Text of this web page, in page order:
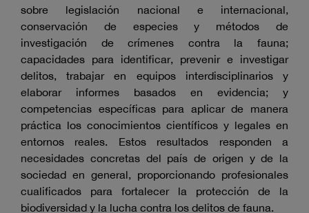
sobre legislación nacional e internacional,
conservación de especies y métodos de
investigación de crímenes contra la fauna;
capacidades para identificar, prevenir e investigar
delitos, trabajar en equipos interdisciplinarios y
elaborar informes basados en evidencia; y
competencias específicas para aplicar de manera
práctica los conocimientos científicos y legales en
entornos reales. Estos resultados responden a
necesidades concretas del país de origen y de la
sociedad en general, proporcionando profesionales
cualificados para fortalecer la protección de la
biodiversidad y la lucha contra los delitos de fauna.